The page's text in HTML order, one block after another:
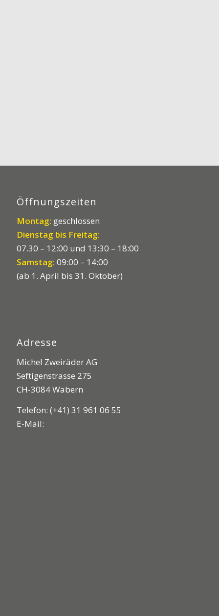
Öffnungszeiten
Montag: geschlossen
Dienstag bis Freitag:
07.30 – 12:00 und 13:30 – 18:00
Samstag: 09:00 – 14:00
(ab 1. April bis 31. Oktober)
Adresse
Michel Zweiräder AG
Seftigenstrasse 275
CH-3084 Wabern
Telefon: (+41) 31 961 06 55
E-Mail: